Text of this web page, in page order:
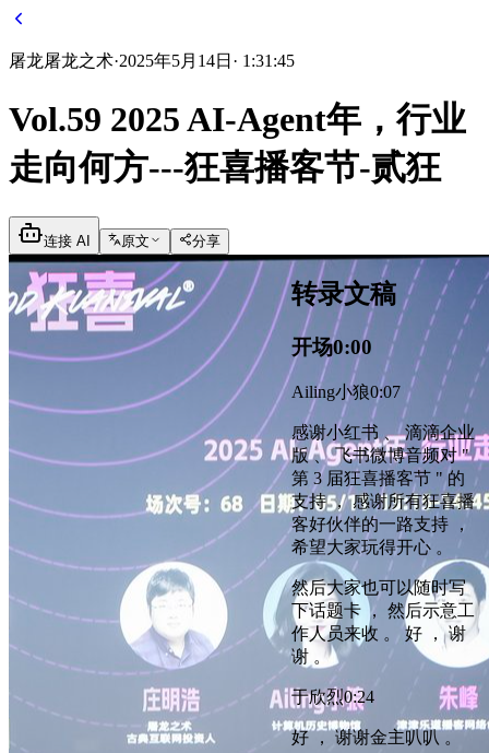
屠龙屠龙之术·2025年5月14日 · 1:31:45
Vol.59 2025 AI-Agent年，行业
走向何方---狂喜播客节-贰狂
连接 AI 原文 分享
转录文稿
开场0:00
Ailing小狼0:07
感谢小红书 、 滴滴企业
版 、 飞书微博音频对 "
第 3 届狂喜播客节 " 的
支持 ， 感谢所有狂喜播
客好伙伴的一路支持 ，
希望大家玩得开心 。
然后大家也可以随时写
下话题卡 ， 然后示意工
作人员来收 。 好 ， 谢
谢 。
于欣烈0:24
好 ， 谢谢金主叭叭 。